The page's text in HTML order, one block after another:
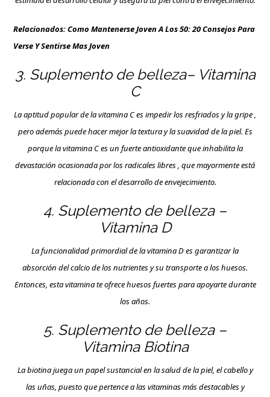
Relacionados:Como Mantenerse Joven A Los 50: 20 Consejos Para
Verse Y Sentirse Mas Joven
3. Suplemento de belleza– Vitamina
C
La aptitud popular de la vitamina C es impedir los resfriados y la gripe ,
pero además puede hacer mejor la textura y la suavidad de la piel. Es
porque la vitamina C es un fuerte antioxidante que inhabilita la
devastación ocasionada por los radicales libres , que mayormente está
relacionada con el desarrollo de envejecimiento.
4. Suplemento de belleza –
Vitamina D
La funcionalidad primordial de la vitamina D es garantizar la
absorción del calcio de los nutrientes y su transporte a los huesos.
Entonces, esta vitamina te ofrece huesos fuertes para apoyarte durante
los años.
5. Suplemento de belleza –
Vitamina Biotina
La biotina juega un papel sustancial en la salud de la piel, el cabello y
las uñas, puesto que pertence a las vitaminas más destacables y